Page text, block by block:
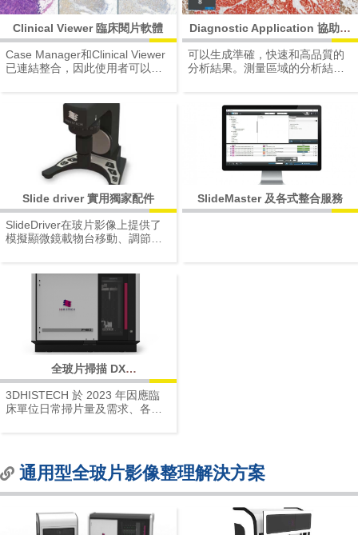
Clinical Viewer 臨床閱片軟體
Case Manager和Clinical Viewer
已連結整合，因此使用者可以輕
此外，使用Viewer即可以在一個
屏幕上並行、比較，最高可達九
Diagnostic Application 協助診
斷應用軟體（IVD認證）
可以生成準確，快速和高品質的
分析結果。測量區域的分析結
應的病理影像檔案。令使用者可
以輕鬆地將分析結果和圖像附加
到最終報告中。
Slide driver 實用獨家配件
SlideDriver在玻片影像上提供了
模擬顯微鏡載物台移動、調節輪
SlideMaster 及各式整合服務​
全玻片掃描 DX
Series_PANNORAMIC 480 DX
3DHISTECH 於 2023 年因應臨
床單位日常掃片量及需求、各醫
480 DX，秉持 3DHISTECH 一貫
的原則，不僅提供高解析、高品
質的影像，更追求掃描速度的極
本機型為水平進片，可同時支援
標準及雙片寬（Double-Width）
通用型全玻片影像整理解決方案